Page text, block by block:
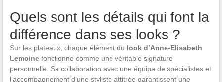
Quels sont les détails qui font la
différence dans ses looks ?
Sur les plateaux, chaque élément du look d’Anne-Elisabeth
Lemoinefonctionne comme une véritable signature
personnelle. Sa collaboration avec une équipe de spécialistes et
l’accompagnement d’une styliste attitrée garantissent une